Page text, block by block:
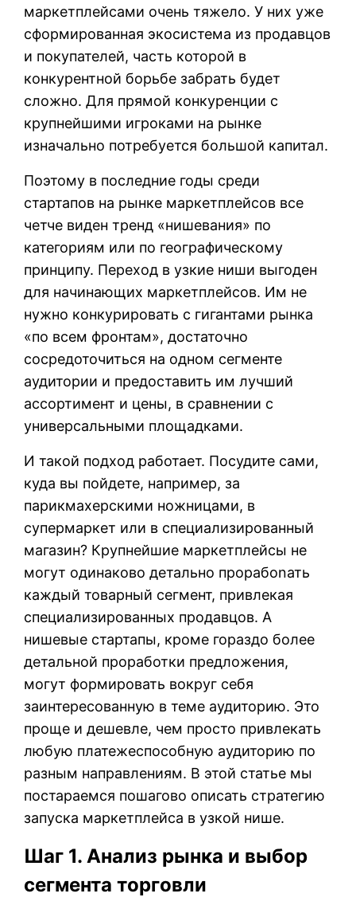
маркетплейсами очень тяжело. У них уже
сформированная экосистема из продавцов
и покупателей, часть которой в
конкурентной борьбе забрать будет
сложно. Для прямой конкуренции с
крупнейшими игроками на рынке
изначально потребуется большой капитал.
Поэтому в последние годы среди
стартапов на рынке маркетплейсов все
четче виден тренд «нишевания» по
категориям или по географическому
принципу. Переход в узкие ниши выгоден
для начинающих маркетплейсов. Им не
нужно конкурировать с гигантами рынка
«по всем фронтам», достаточно
сосредоточиться на одном сегменте
аудитории и предоставить им лучший
ассортимент и цены, в сравнении с
универсальными площадками.
И такой подход работает. Посудите сами,
куда вы пойдете, например, за
парикмахерскими ножницами, в
супермаркет или в специализированный
магазин? Крупнейшие маркетплейсы не
могут одинаково детально прорабоnать
каждый товарный сегмент, привлекая
специализированных продавцов. А
нишевые стартапы, кроме гораздо более
детальной проработки предложения,
могут формировать вокруг себя
заинтересованную в теме аудиторию. Это
проще и дешевле, чем просто привлекать
любую платежеспособную аудиторию по
разным направлениям. В этой статье мы
постараемся пошагово описать стратегию
запуска маркетплейса в узкой нише.
Шаг 1. Анализ рынка и выбор
сегмента торговли